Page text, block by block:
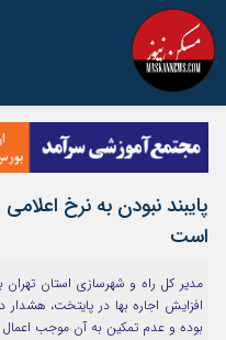
اینستاگرام
سروش
آپارات
نام کاربری یا نشانی ایمیل
رمز عبور
مرا به خاطر بسپار
پایبند نبودن به نرخ‌
است
افزایش اجاره بها در پایتخت،
بوده و عدم تمکین به آن موجب اعمال